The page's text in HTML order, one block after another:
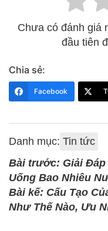
Chưa có đánh giá
đầu tiên
Chia sẻ:
Facebook
Danh mục: Tin tức
Bài trước: Giải Đáp
Uống Bao Nhiêu
Bài kế: Cấu Tạo
Như Thế Nào, Ưu